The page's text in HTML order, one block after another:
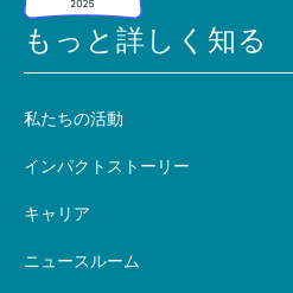
もっと詳しく知る
私たちの活動
インパクトストーリー
キャリア
ニュースルーム